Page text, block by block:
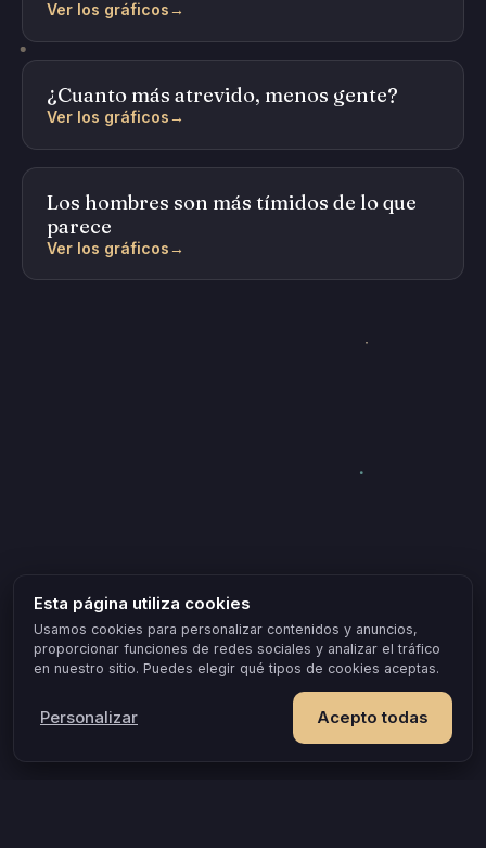
Ver los gráficos→
¿Cuanto más atrevido, menos gente?
Ver los gráficos→
Los hombres son más tímidos de lo que
parece
Ver los gráficos→
Esta página utiliza cookies
Usamos cookies para personalizar contenidos y anuncios,
proporcionar funciones de redes sociales y analizar el tráfico
en nuestro sitio. Puedes elegir qué tipos de cookies aceptas.
Acepto todas
Personalizar